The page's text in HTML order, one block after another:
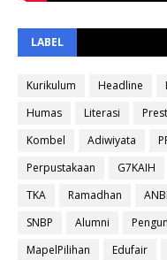
LABEL
Kurikulum Headline
Humas
Literasi
Kombel
Adiwiyata
Perpustakaan
G7KAIH
TKA
Ramadhan
SNBP
Alumni
MapelPilihan
Edufair